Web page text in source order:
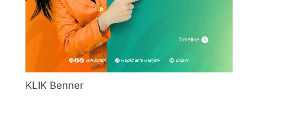
KLIK Benner